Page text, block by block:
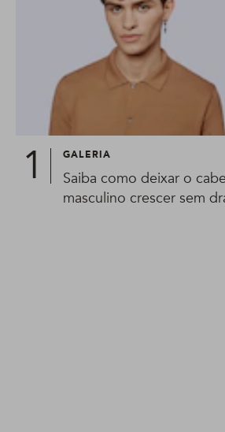
GALERIA
Saiba como deixar o
masculino crescer sem